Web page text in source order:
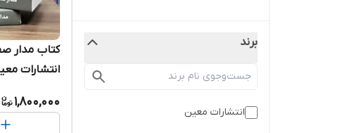
برند
انتشارات معین
کتاب مدار
انتشارات
1,800,000